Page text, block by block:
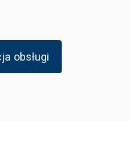
obsługi